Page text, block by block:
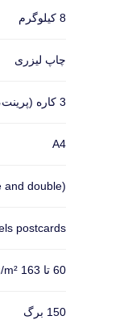
8 کیلوگرم
چاپ لیزری
3 کاره (پرینت، اسکن، کپی)
A4
and double)
postcards
60 تا 163 g/m²
150 برگ